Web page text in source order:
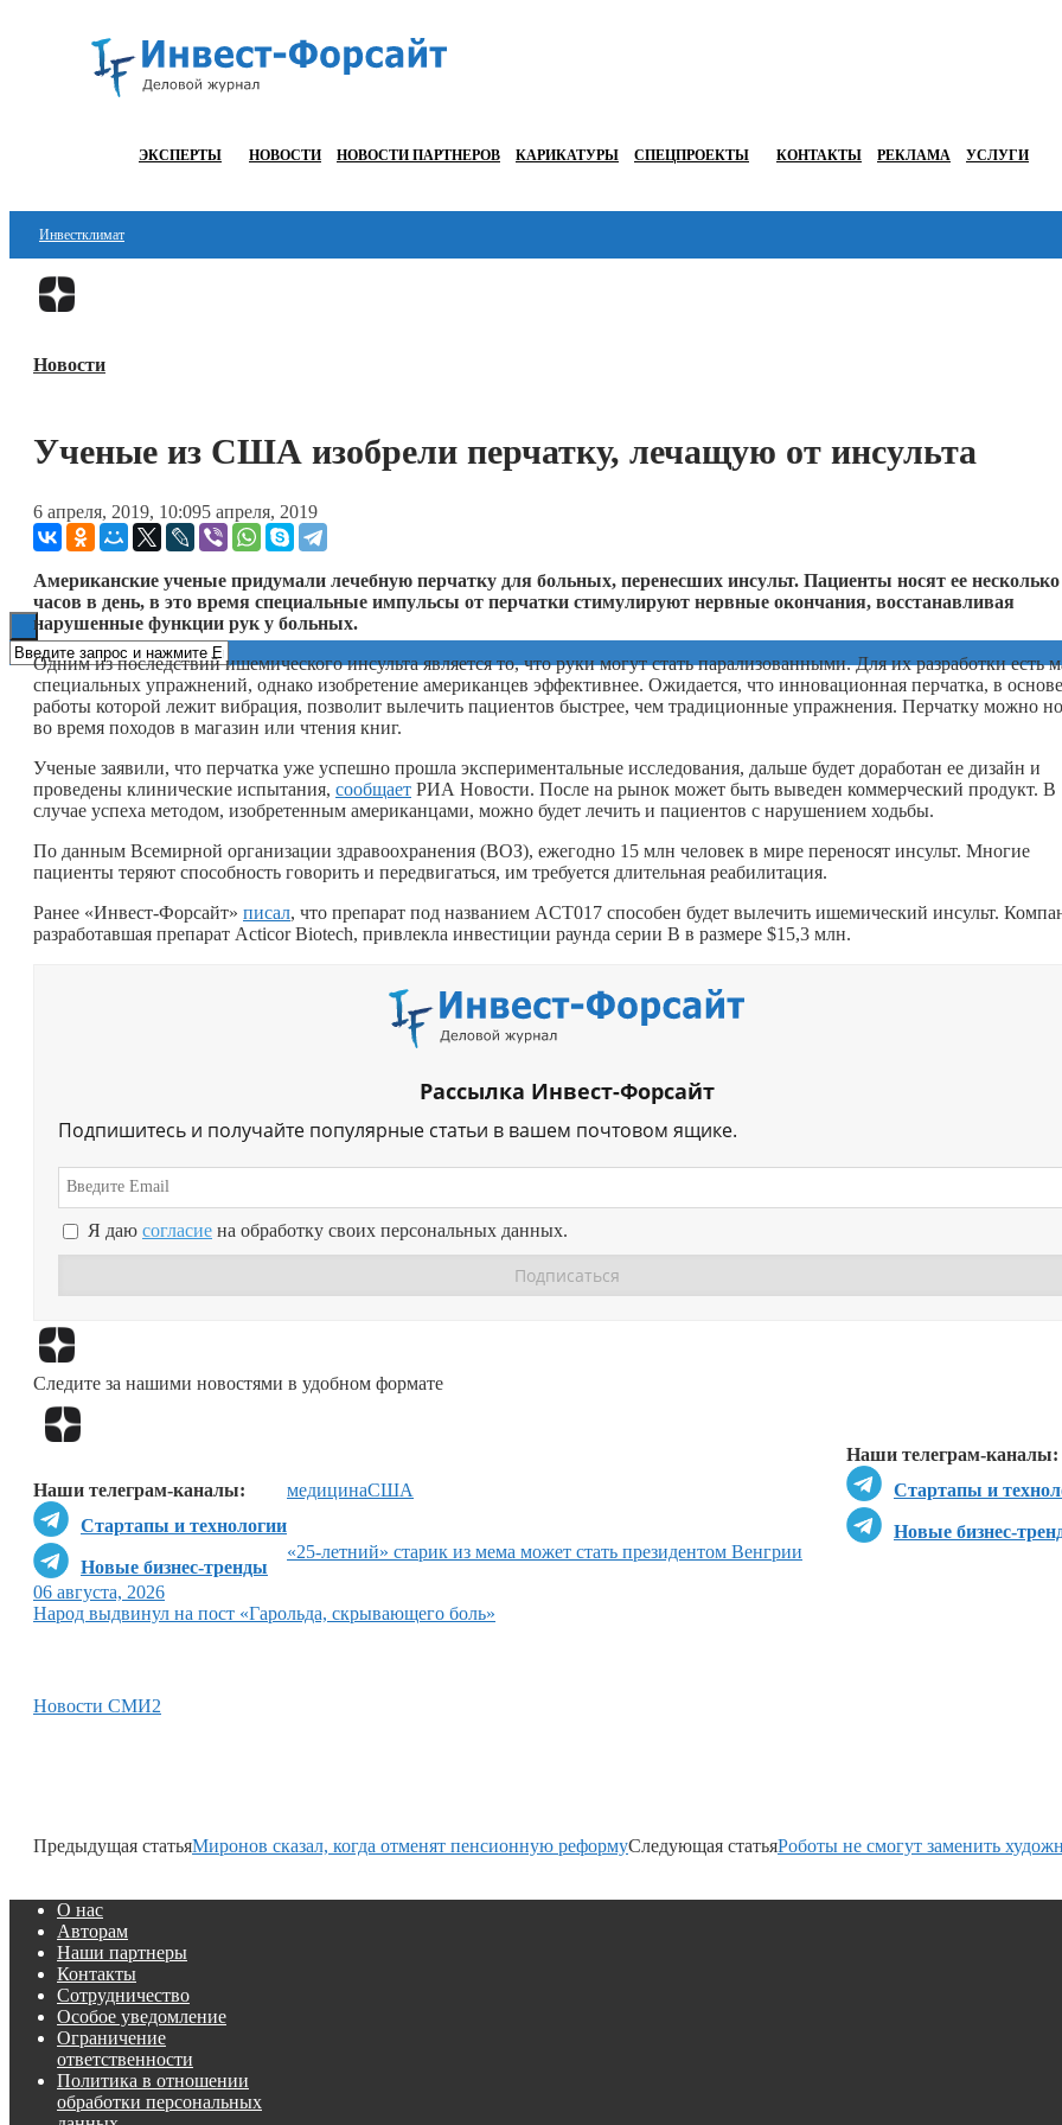
ЭКСПЕРТЫ НОВОСТИ НОВОСТИ ПАРТНЕРОВ КАРИКАТУРЫ СПЕЦПРОЕКТЫ КОНТАКТЫ РЕКЛАМА УСЛУГИ
Инвестклимат
Финансы
Блокчейн
ESG
Новости
Ученые из США изобрели перчатку, лечащую от инсульта
6 апреля, 2019, 10:095 апреля, 2019
Американские ученые придумали лечебную перчатку для больных, перенесших инсульт. Пациенты носят ее несколько
часов в день, в это время специальные импульсы от перчатки стимулируют нервные окончания, восстанавливая
нарушенные функции рук у больных.
Одним из последствий ишемического инсульта является то, что руки могут стать парализованными. Для их разработки есть
специальных упражнений, однако изобретение американцев эффективнее. Ожидается, что инновационная перчатка, в основе
работы которой лежит вибрация, позволит вылечить пациентов быстрее, чем традиционные упражнения. Перчатку можно
во время походов в магазин или чтения книг.
Ученые заявили, что перчатка уже успешно прошла экспериментальные исследования, дальше будет доработан ее дизайн и
проведены клинические испытания, сообщает РИА Новости. После на рынок может быть выведен коммерческий продукт. В
случае успеха методом, изобретенным американцами, можно будет лечить и пациентов с нарушением ходьбы.
По данным Всемирной организации здравоохранения (ВОЗ), ежегодно 15 млн человек в мире переносят инсульт. Многие
пациенты теряют способность говорить и передвигаться, им требуется длительная реабилитация.
Ранее «Инвест-Форсайт» писал, что препарат под названием ACT017 способен будет вылечить ишемический инсульт.
разработавшая препарат Acticor Biotech, привлекла инвестиции раунда серии B в размере $15,3 млн.
Рассылка Инвест-Форсайт
Подпишитесь и получайте популярные статьи в вашем почтовом ящике.
Я даю согласие на обработку своих персональных данных.
Следите за нашими новостями в удобном формате
Наши телеграм-каналы:
Стартапы и
Новые бизнес-
Наши телеграм-каналы:
Стартапы и технологии
Новые бизнес-тренды
медицинаСША
«25-летний» старик из мема может стать президентом Венгрии
06 августа, 2026
Народ выдвинул на пост «Гарольда, скрывающего боль»
Новости СМИ2
Предыдущая статьяМиронов сказал, когда отменят пенсионную реформуСледующая статьяРоботы не смогут заменить
О нас
Авторам
Наши партнеры
Контакты
Сотрудничество
Особое уведомление
Ограничение
ответственности
Политика в отношении
обработки персональных